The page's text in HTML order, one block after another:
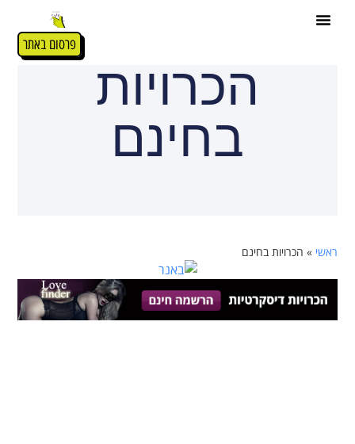
פרסום באתר
הכרויות
בחינם
ראשי » הכרויות בחינם